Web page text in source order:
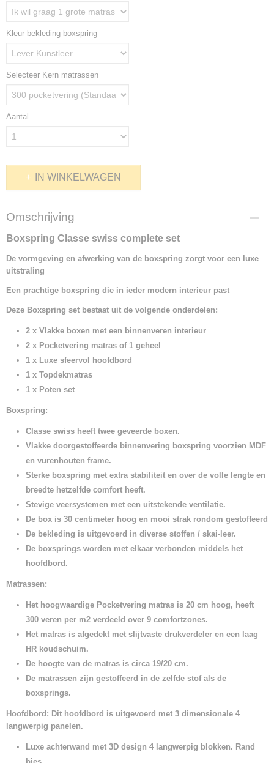
Kleur bekleding boxspring
Selecteer Kern matrassen
Aantal
IN WINKELWAGEN
Omschrijving
Boxspring Classe swiss complete set
De vormgeving en afwerking van de boxspring zorgt voor een luxe
uitstraling
Een prachtige boxspring die in ieder modern interieur past
Deze Boxspring set bestaat uit de volgende onderdelen:
2 x Vlakke boxen met een binnenveren interieur
2 x Pocketvering matras of 1 geheel
1 x Luxe sfeervol hoofdbord
1 x Topdekmatras
1 x Poten set
Boxspring:
Classe swiss heeft twee geveerde boxen.
Vlakke doorgestoffeerde binnenvering boxspring voorzien MDF
en vurenhouten frame.
Sterke boxspring met extra stabiliteit en over de volle lengte en
breedte hetzelfde comfort heeft.
Stevige veersystemen met een uitstekende ventilatie.
De box is 30 centimeter hoog en mooi strak rondom gestoffeerd
De bekleding is uitgevoerd in diverse stoffen / skai-leer.
De boxsprings worden met elkaar verbonden middels het
hoofdbord.
Matrassen:
Het hoogwaardige Pocketvering matras is 20 cm hoog, heeft
300 veren per m2 verdeeld over 9 comfortzones.
Het matras is afgedekt met slijtvaste drukverdeler en een laag
HR koudschuim.
De hoogte van de matras is circa 19/20 cm.
De matrassen zijn gestoffeerd in de zelfde stof als de
boxsprings.
Hoofdbord: Dit hoofdbord is uitgevoerd met 3 dimensionale 4
langwerpig panelen.
Luxe achterwand met 3D design 4 langwerpig blokken. Rand